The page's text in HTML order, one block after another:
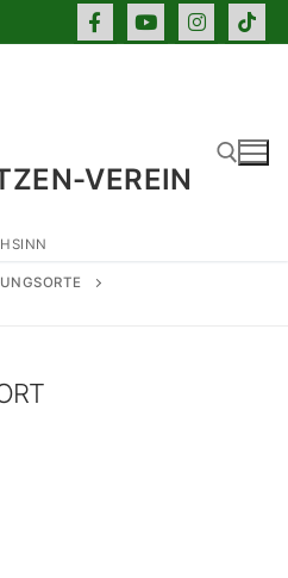
VEREIN
Suchen nach: